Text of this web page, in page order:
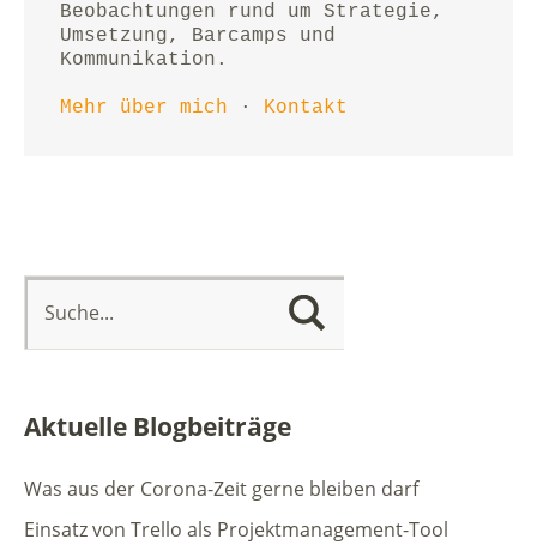
Beobachtungen rund um Strategie,
Umsetzung, Barcamps und
Kommunikation.
Mehr über mich · Kontakt
Aktuelle Blogbeiträge
Was aus der Corona-Zeit gerne bleiben darf
Einsatz von Trello als Projektmanagement-Tool